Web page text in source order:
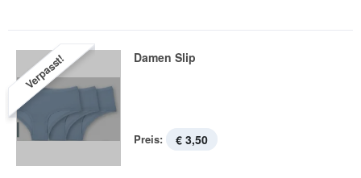
Verpasst! Damen Slip
Preis: € 3,50